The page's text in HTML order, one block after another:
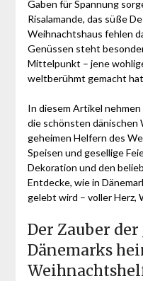
Gaben für Spannung
Risalamande, das süße
Weihnachtshaus fehlen
Genüssen steht
Mittelpunkt – jene
weltberühmt gemacht
In diesem Artikel
die schönsten dänischen
geheimen Helfern des
Speisen und gesellige
Dekoration und den
Entdecke, wie in
gelebt wird – voller Herz,
Der Zauber der
Dänemarks